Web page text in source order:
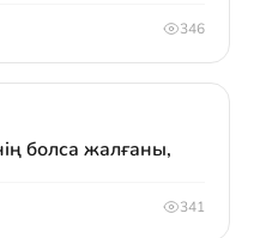
346
болса жалғаны,
341